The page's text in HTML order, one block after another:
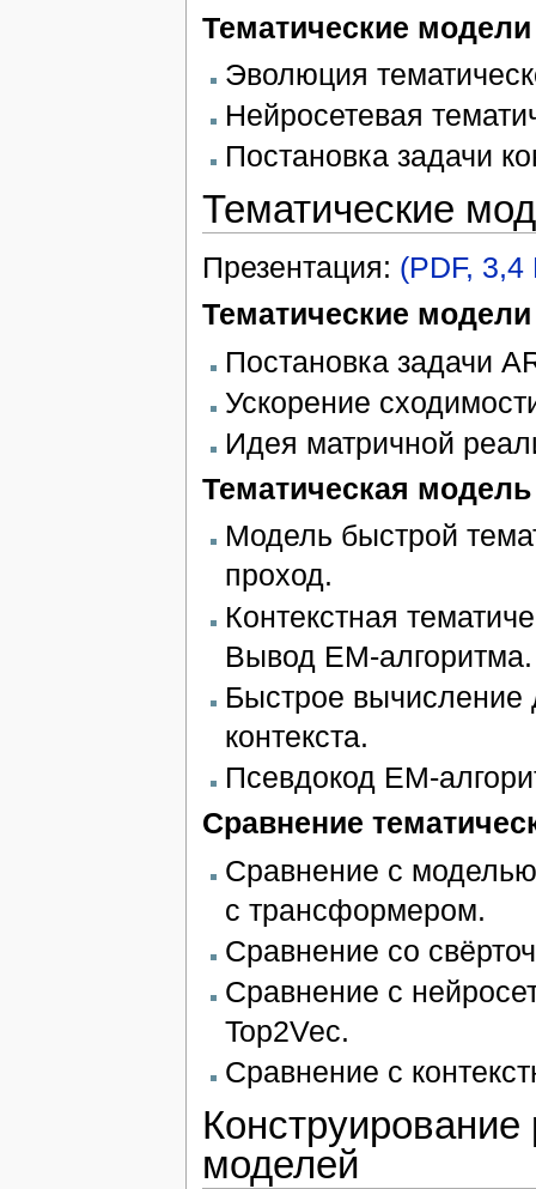
Тематические модели
Эволюция
Нейросетевая
Постановка задачи
Тематические
Презентация: (PDF,
Тематические
Постановка задачи
Ускорение
Идея матричной
Тематическая модель
Модель быстрой
проход.
Контекстная
Вывод EM-алгоритма.
Быстрое вычисление
контекста.
Псевдокод EM-
Сравнение
Сравнение с
с трансформером.
Сравнение со
Сравнение с
Top2Vec.
Сравнение с
Конструирование
моделей